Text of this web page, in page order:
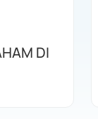
DI